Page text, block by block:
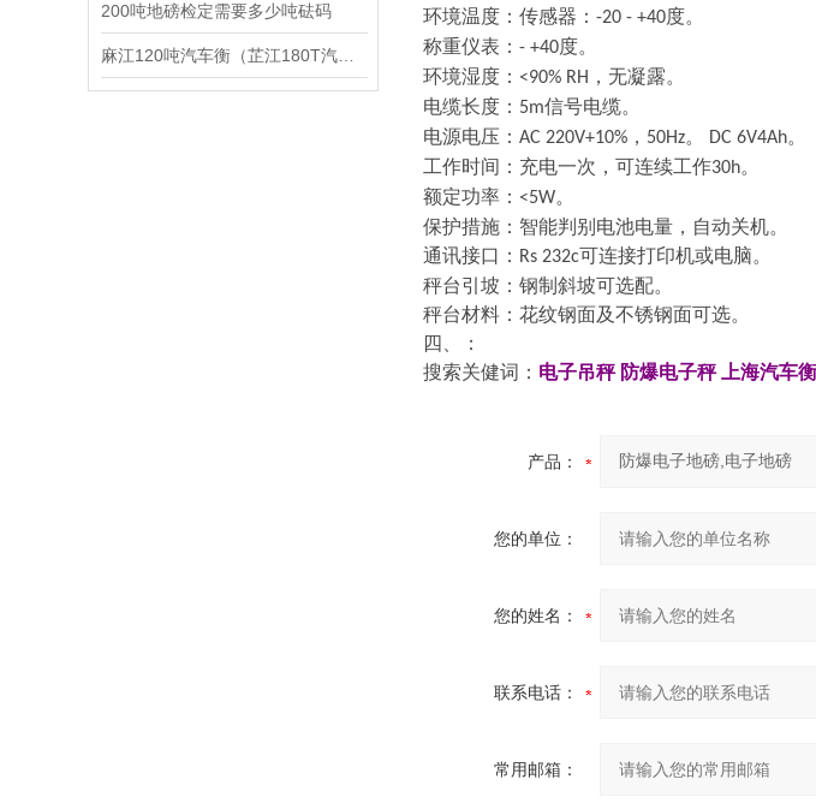
200吨地磅检定需要多少吨砝码
环境温度：传感器： -20 - +40度。
称重仪表： - +40度。
环境湿度： <90% RH ，无凝露。
电缆长度： 5m信号电缆。
电源电压： AC 220V+10% ， 50Hz。 DC 6V4Ah。
工作时间：充电一次，可连续工作30h。
额定功率： <5W。
保护措施：智能判别电池电量，自动关机。
通讯接口： Rs 232c可连接打印机或电脑。
秤台引坡：钢制斜坡可选配。
秤台材料：花纹钢面及不锈钢面可选。
四、：
搜索关健词： 电子吊秤 防爆电子秤 上海汽车衡
产品：
您的单位：
您的姓名：
联系电话：
常用邮箱：